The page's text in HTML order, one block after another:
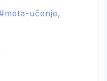
meta-učenje